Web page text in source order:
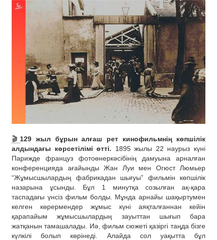
🎬 129 жыл бұрын алғаш рет кинофильмнің көпшілік
алдындағы көрсетілімі өтті. 1895 жылы 22 наурыз күні
Парижде француз фотоөнеркәсібінің дамуына арналған
конференцияда ағайынды Жан Луи мен Огюст Люмьер
“Жұмысшылардың фабрикадан шығуы” фильмін көпшілік
назарына ұсынды. Бұл 1 минутқа созылған ақ-қара
таспадағы үнсіз фильм болды. Мұнда арнайы шақыртумен
келген көрермендер жұмыс күні аяқталғаннан кейін
қарапайым жұмысшылардың зауыттан шығып бара
жатқанын тамашалады. Иә, фильм сюжеті қазіргі таңда бізге
күлкілі болып көрінеді. Алайда сол уақытта бұл